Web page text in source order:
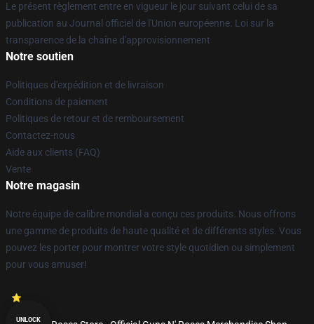
Le présent règlement entre en vigueur le jour suivant celui de sa
publication au Journal officiel de l'Union européenne. Loi sur la
transparence de la chaîne d'approvisionnement
Notre soutien
Politiques d'expédition et de livraison
Conditions de paiement
Politiques de retour et de remboursement
Contactez-nous
Aide aux clients (FAQ)
Vente
Notre magasin
Notre équipe de calibre mondial a conçu ces produits. Nous offrons
une gamme de produits de haute qualité et de différents styles. Vous
pouvez les porter pour montrer votre style quotidien ou simplement
pour vous amuser!
UNLOCK